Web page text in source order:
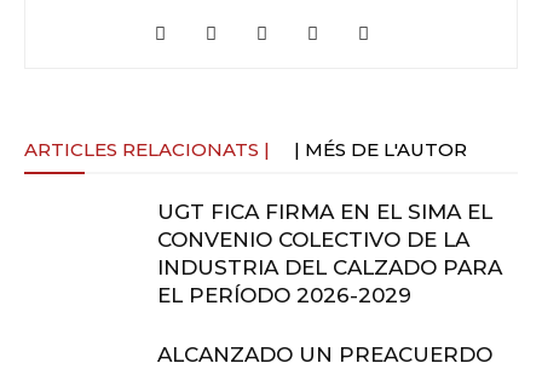
ARTICLES RELACIONATS | | MÉS DE L'AUTOR
UGT FICA FIRMA EN EL SIMA EL
CONVENIO COLECTIVO DE LA
INDUSTRIA DEL CALZADO PARA
EL PERÍODO 2026-2029
ALCANZADO UN PREACUERDO